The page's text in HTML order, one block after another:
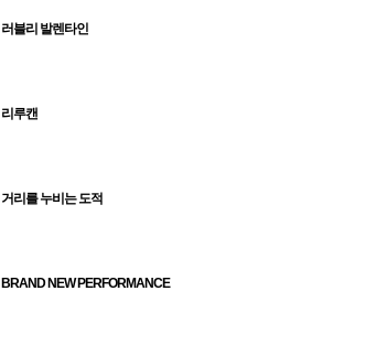
러블리 발렌타인
리루캔
거리를 누비는 도적
BRAND NEW PERFORMANCE